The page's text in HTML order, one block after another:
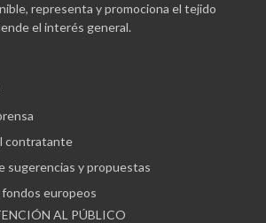
representa y promociona el tejido
el interés general.
contratante
sugerencias y propuestas
europeos
AL PÚBLICO